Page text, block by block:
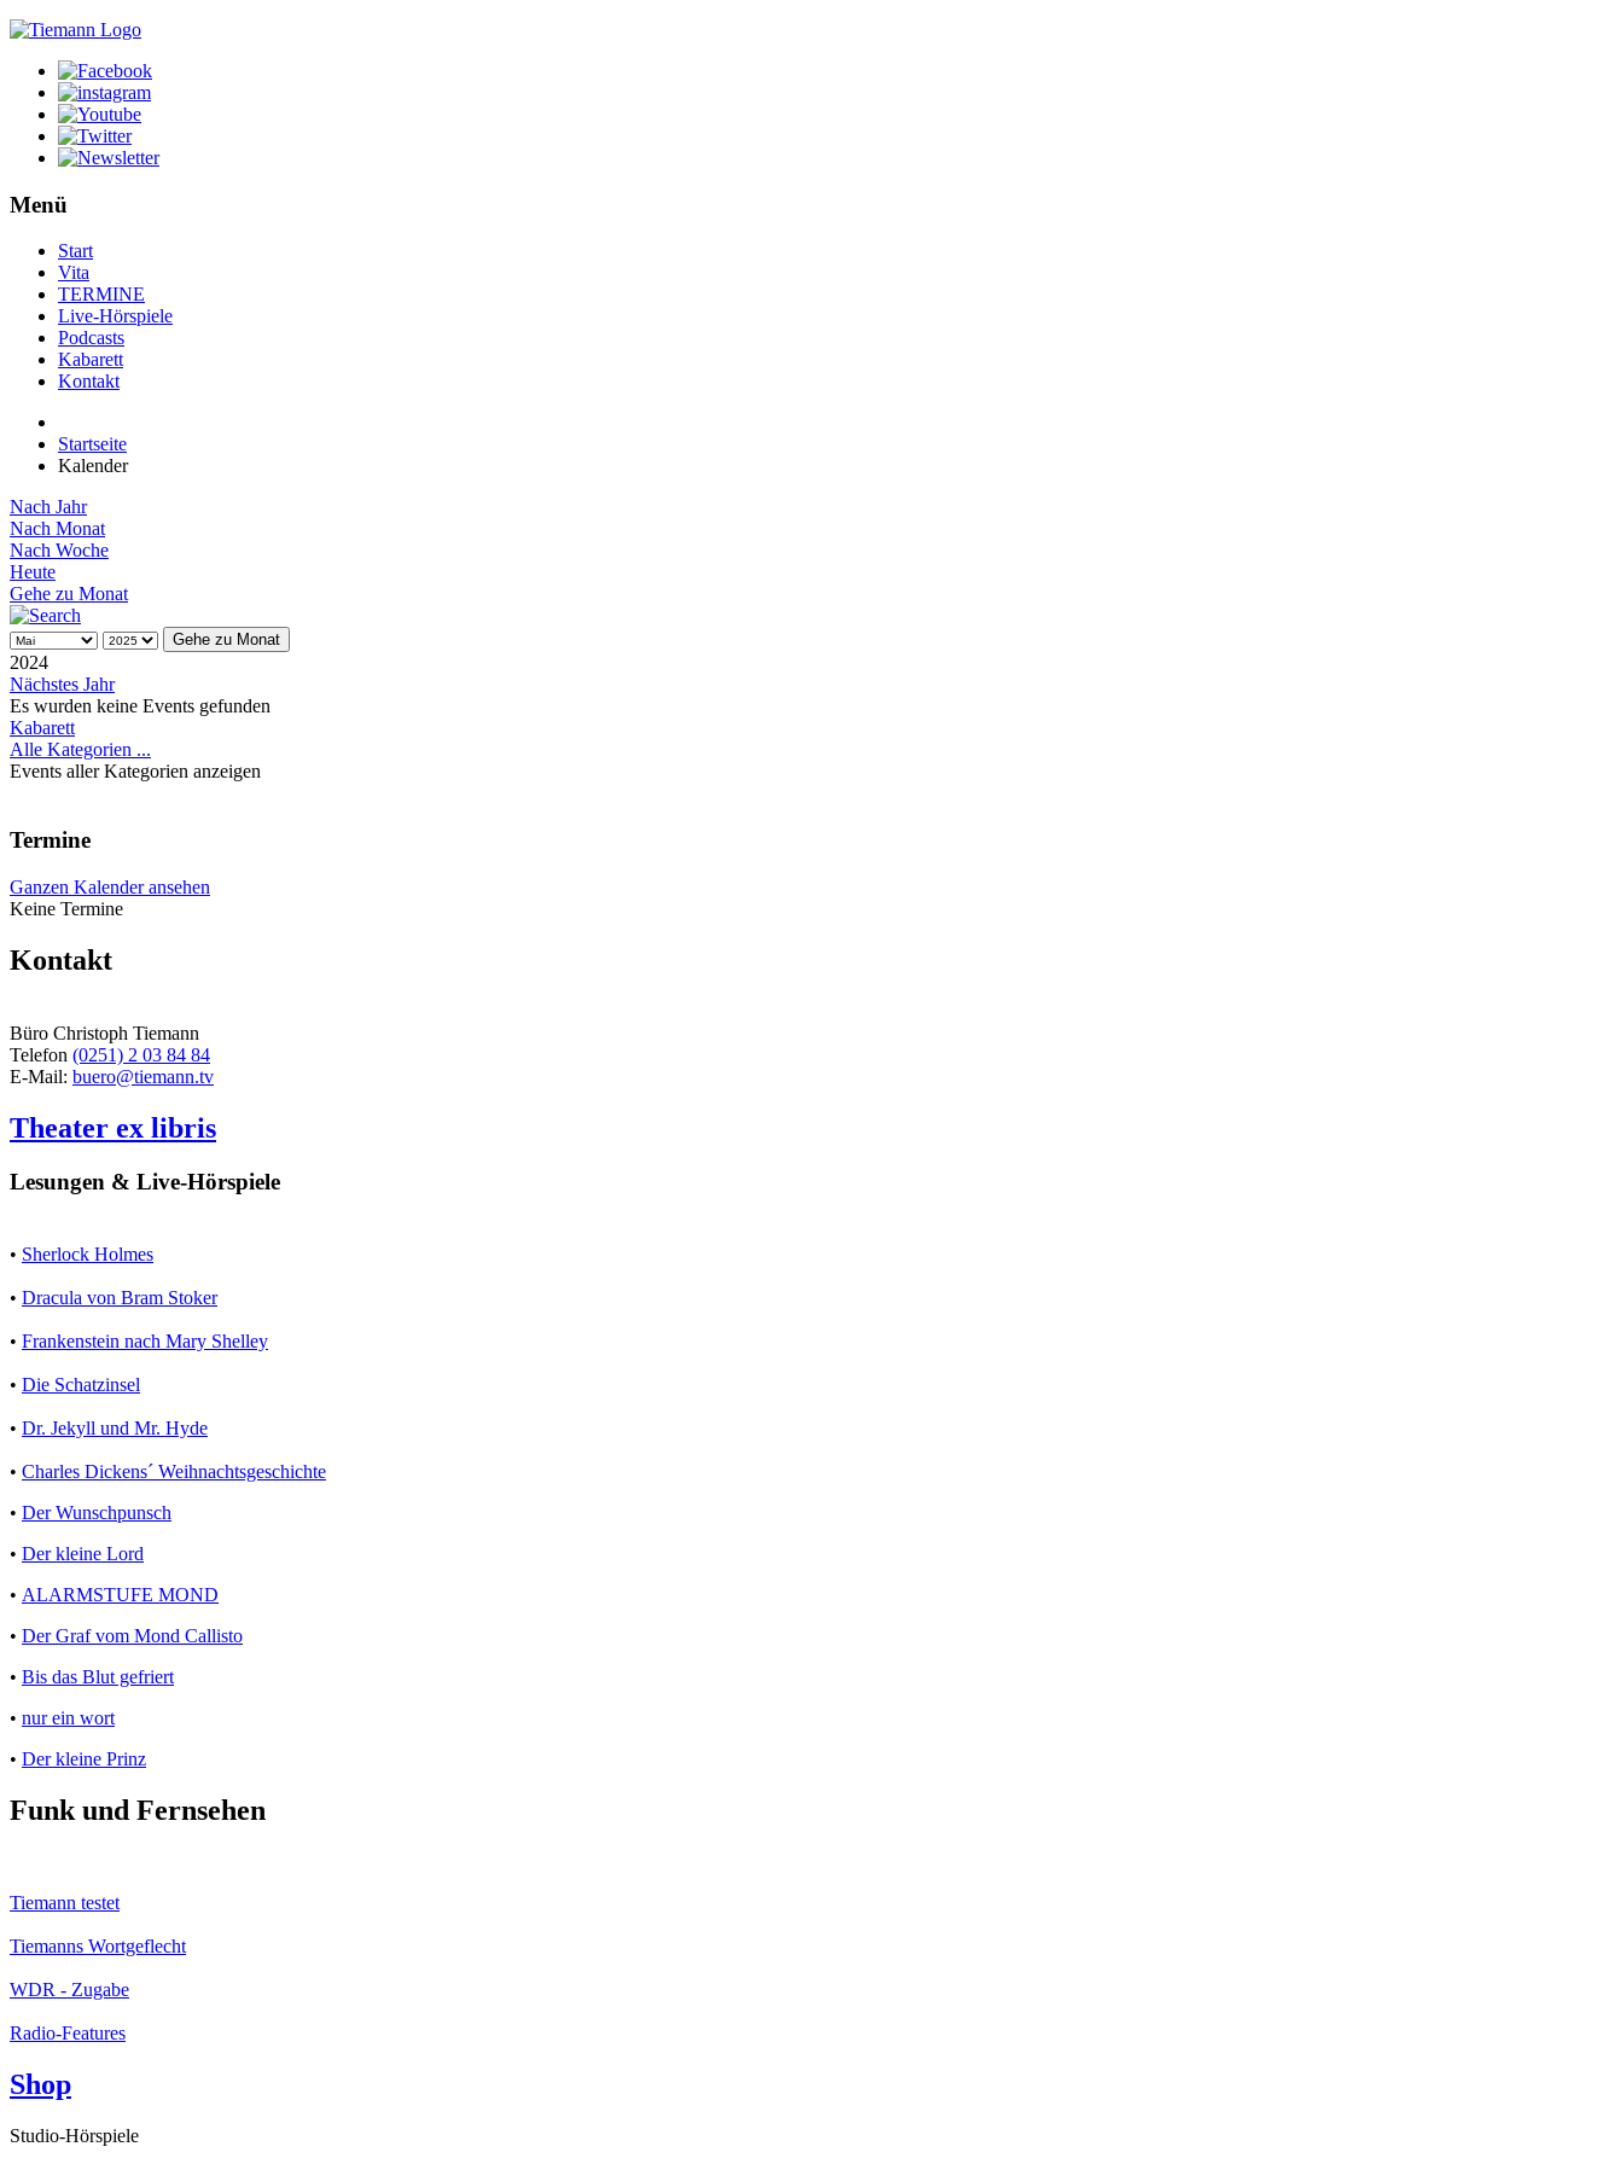
Menü
Start
Vita
TERMINE
Live-Hörspiele
Podcasts
Kabarett
Kontakt
Startseite
Kalender
Nach Jahr
Nach Monat
Nach Woche
Heute
Gehe zu Monat
Gehe zu Monat
2024
Nächstes Jahr
Es wurden keine Events gefunden
Limite
der
Paginierungsliste
Kabarett
Alle Kategorien ...
Events aller Kategorien anzeigen
Termine
Ganzen Kalender ansehen
Keine Termine
Kontakt
Büro Christoph Tiemann
Telefon (0251) 2 03 84 84
E-Mail: buero@tiemann.tv
Theater ex libris
Lesungen & Live-Hörspiele
• Sherlock Holmes
• Dracula von Bram Stoker
• Frankenstein nach Mary Shelley
• Die Schatzinsel
• Dr. Jekyll und Mr. Hyde
• Charles Dickens´ Weihnachtsgeschichte
• Der Wunschpunsch
• Der kleine Lord
• ALARMSTUFE MOND
• Der Graf vom Mond Callisto
• Bis das Blut gefriert
• nur ein wort
• Der kleine Prinz
Funk und Fernsehen
Tiemann testet
Tiemanns Wortgeflecht
WDR - Zugabe
Radio-Features
Shop
Studio-Hörspiele